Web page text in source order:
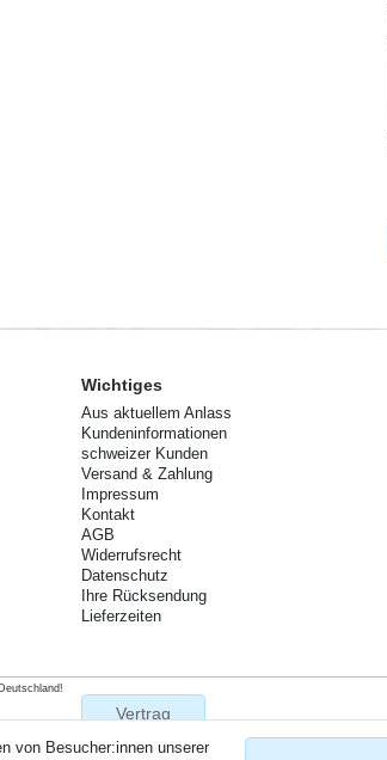
Wichtiges
Aus aktuellem Anlass
Kundeninformationen
schweizer Kunden
Versand & Zahlung
Impressum
Kontakt
AGB
Widerrufsrecht
Datenschutz
Ihre Rücksendung
Lieferzeiten
Vertrag
von Besucher:innen unserer